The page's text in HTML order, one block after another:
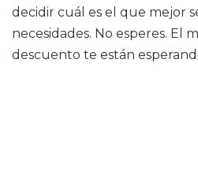
decidir cuál es el que mejor
necesidades. No esperes. El
descuento te están